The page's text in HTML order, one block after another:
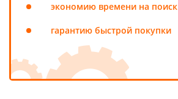
экономию времени на поиск
гарантию быстрой покупки